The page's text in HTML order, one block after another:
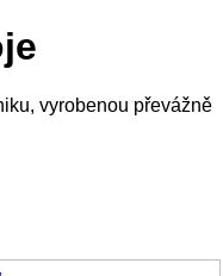
vyrobenou převážně